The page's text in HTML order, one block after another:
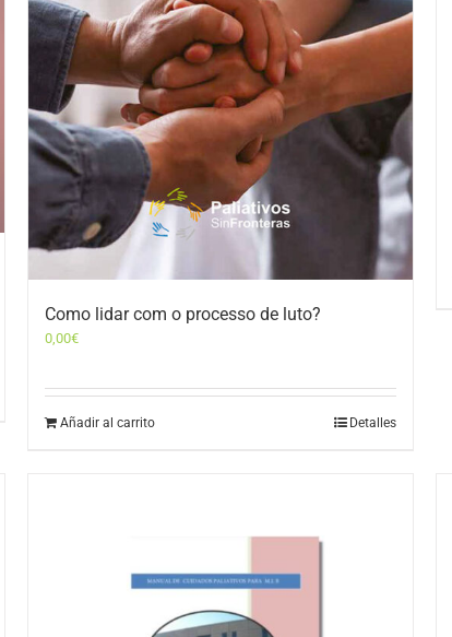
Como lidar com o processo de luto?
0,00€
Añadir al carrito Detalles